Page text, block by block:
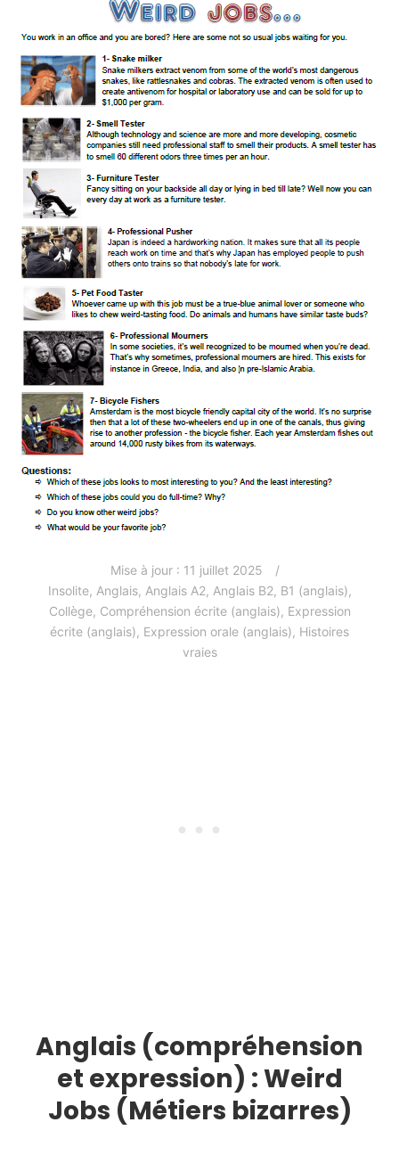
Mise à jour : 11 juillet 2025
Insolite, Anglais, Anglais A2, Anglais B2, B1 (anglais),
Collège, Compréhension écrite (anglais), Expression
écrite (anglais), Expression orale (anglais), Histoires
vraies
Anglais (compréhension
et expression) : Weird
Jobs (Métiers bizarres)